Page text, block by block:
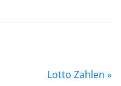
Lotto Zahlen »